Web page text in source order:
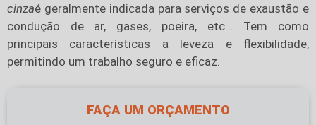
cinzaé geralmente indicada para serviços de exaustão e
condução de ar, gases, poeira, etc... Tem como
principais características a leveza e flexibilidade,
permitindo um trabalho seguro e eficaz.
FAÇA UM ORÇAMENTO